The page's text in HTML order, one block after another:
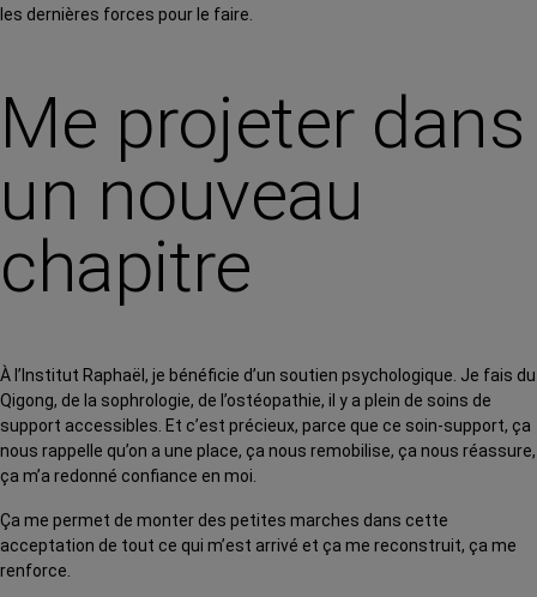
les dernières forces pour le faire.
Me projeter dans
un nouveau
chapitre
À l’Institut Raphaël, je bénéficie d’un soutien psychologique. Je fais du
Qigong, de la sophrologie, de l’ostéopathie, il y a plein de soins de
support accessibles. Et c’est précieux, parce que ce soin-support, ça
nous rappelle qu’on a une place, ça nous remobilise, ça nous réassure,
ça m’a redonné confiance en moi.
Ça me permet de monter des petites marches dans cette
acceptation de tout ce qui m’est arrivé et ça me reconstruit, ça me
renforce.